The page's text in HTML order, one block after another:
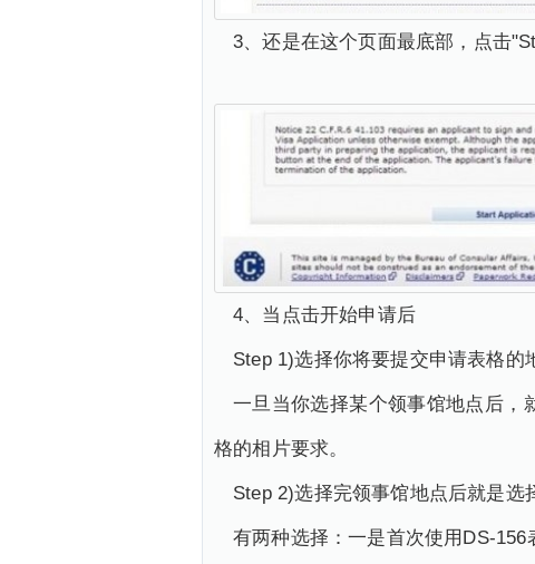
3、还是在这个页面最底部，点击
4、当点击开始申请后
Step 1)选择你将要提交申请表格的
一旦当你选择某个领事馆地点后，
格的相片要求。
Step 2)选择完领事馆地点后就是选
有两种选择：一是首次使用DS-